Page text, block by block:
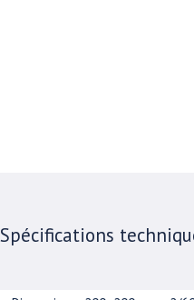
Spécifications